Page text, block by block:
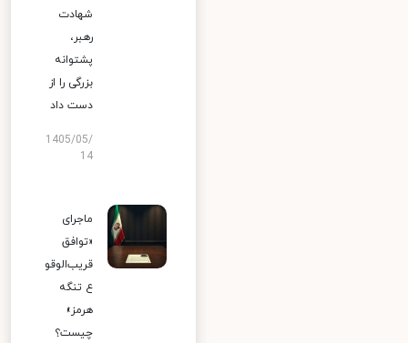
شهادت
رهبر،
پشتوانه
بزرگی را از
دست داد
1405/05/
14
ماجرای
«توافق
قریب‌الوقو
ع تنگه
هرمز»
چیست؟